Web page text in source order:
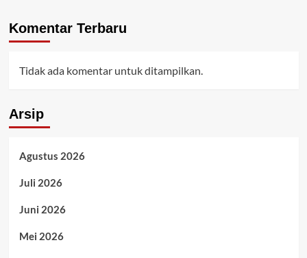
Komentar Terbaru
Tidak ada komentar untuk ditampilkan.
Arsip
Agustus 2026
Juli 2026
Juni 2026
Mei 2026